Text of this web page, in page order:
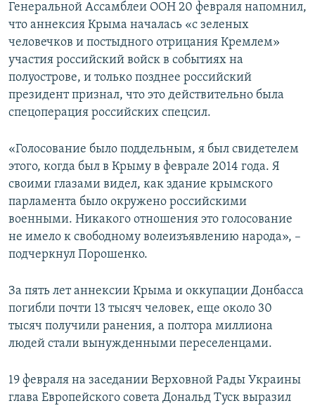
Генеральной Ассамблеи ООН 20 февраля напомнил,
что аннексия Крыма началась «с зеленых
человечков и постыдного отрицания Кремлем»
участия российский войск в событиях на
полуострове, и только позднее российский
президент признал, что это действительно была
спецоперация российских спецсил.
«Голосование было поддельным, я был свидетелем
этого, когда был в Крыму в феврале 2014 года. Я
своими глазами видел, как здание крымского
парламента было окружено российскими
военными. Никакого отношения это голосование
не имело к свободному волеизъявлению народа», –
подчеркнул Порошенко.
За пять лет аннексии Крыма и оккупации Донбасса
погибли почти 13 тысяч человек, еще около 30
тысяч получили ранения, а полтора миллиона
людей стали вынужденными переселенцами.
19 февраля на заседании Верховной Рады Украины
глава Европейского совета Дональд Туск выразил